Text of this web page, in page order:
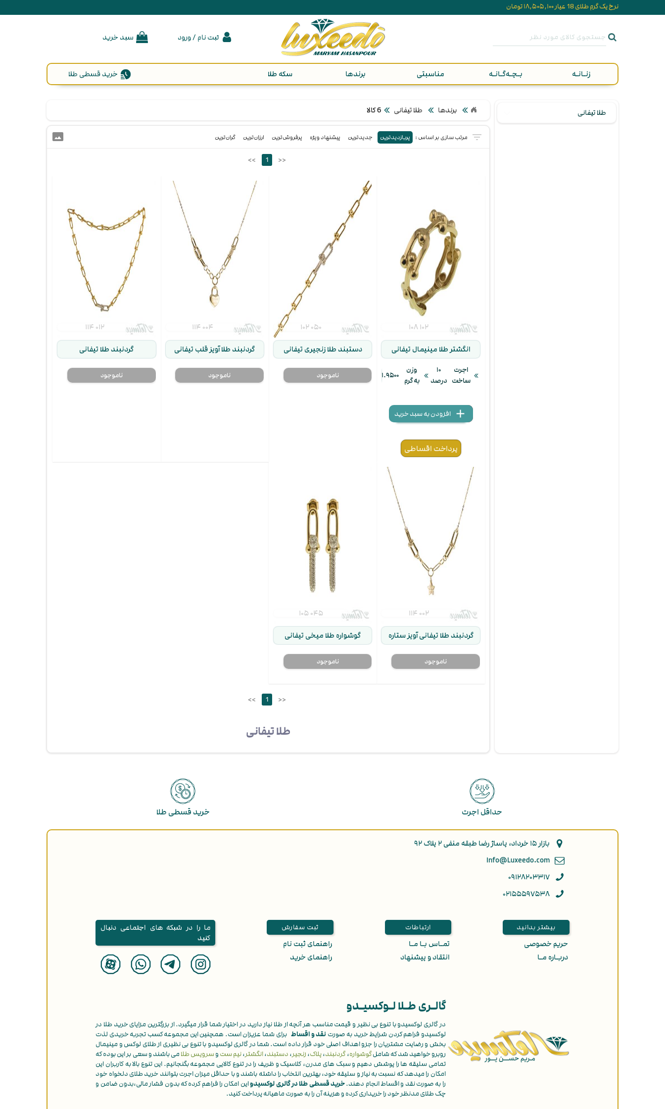
نرخ یک گرم طلای 18 عیار ۱۸,۵۰۵,۱۰۰ تومان
ثبت نام / ورود سبد خرید
زنـانـه بـچـه‌گـانـه مناسبتی برندها سکه طلا خرید قسطی طلا
برندها طلا تیفانی 6 کالا
photo_size_select_actual پربازدیدترین جدیدترین پیشنهاد ویژه پرفروش‌ترین‌ ارزان‌ترین گران‌ترین
<< 1 >>
۱۰۸ ۱۰۲
انگشتر طلا مینیمال تیفانی
اجرت
ساخت
۱۰
درصد
وزن
به گرم
۱.۹۵۰۰ ۴۲,۴۷۰,۰۰۰ تومان
delete
remove
add
پیش پرداخت ۱۰,۰۰۰,۰۰۰ تومان
مبلغ اقساط بعدی ۳۴,۷۴۳,۲۰۰
تومان
۱۰۲ ۰۵۰
دستبند طلا زنجیری تیفانی
۱۱۴ ۰۰۴
گردنبند طلا آویز قلب تیفانی
۱۱۴ ۰۱۲
گردنبند طلا تیفانی
۱۱۴ ۰۰۲
گردنبند طلا تیفانی آویز ستاره
۱۰۵ ۰۴۵
گوشواره طلا میخی تیفانی
<< 1 >>
طلا تیفانی
طلا تیفانی
حداقل اجرت خرید قسطی طلا
بازار ۱۵ خرداد، پاساژ رضا طبقه منفی ۲ پلاک ۹۲
Info@Luxeedo.com
۰۹۱۲۸۲۰۳۳۱۷
۰۲۱۵۵۵۹۷۵۳۸
بیشتر بدانید
حریم خصوصی
دربـاره مـا
ارتباطات
تمـاس بـا مـا
انتقاد و پیشنهاد
ثبت سفارش
راهنمای ثبت نام
راهنمای خرید
ما را در شبکه های اجتماعی دنبال
کنید
گالـری طـلا لـوکسیـدو
در گالری لوکسیدو با تنوع بی نظیر و قیمت مناسب هر آنچه از طلا نیاز دارید در اختیار شما قرار میگیرد. از بزرگترین مزایای خرید طلا در
لوکسیدو فراهم کردن شرایط خرید به صورت نقد و اقساطبرای شما عزیزان است. همچنین این مجموعه کسب تجربه خریدی لذت
بخش و رضایت مشتریان را جزو اهداف اصلی خود قرار داده است. شما در گالری لوکسیدو با تنوع بی نظیری از طلای لوکس و مینیمال
روبرو خواهید شد که شاملگوشواره،گردنبند،پلاک، زنجیر، دستبند،انگشتر،نیم ست و سرویس طلا می باشند و سعی بر این بوده که
تمامی سلیقه ها را پوشش دهیم و سبک های مدرن، کلاسیک و ظریف را در تنوع کالایی مجموعه بگنجانیم. این تنوع بالا به کاربران این
امکان را میدهد که نسبت به نیاز و سلیقه خود، بهترین انتخاب را داشته باشند و با حداقل میزان اجرت بتوانند خرید طلای دلخواه خود
را به صورت نقد و اقساط انجام دهند.خرید قسطی طلا در گالری لوکسیدواین امکان را فراهم کرده که بدون فشار مالی،بدون ضامن و
چک طلای مدنظر خود را خریداری کرده و هزینه آن را به صورت ماهیانه پرداخت کنید.